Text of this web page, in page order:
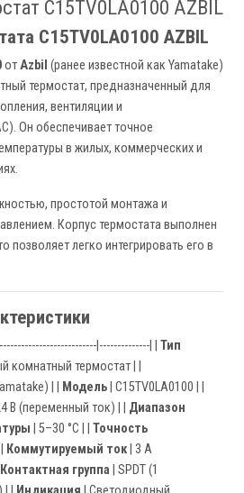
C15TV0LA0100 AZBIL
C15TV0LA0100 AZBIL
отAzbil (ранее известной как Yamatake)
термостат, предназначенный для
вентиляции и
Он обеспечивает точное
в жилых, коммерческих и
простотой монтажа и
Корпус термостата выполнен
позволяет легко интегрировать его в
|--------------| | Тип
комнатный термостат | |
| | Модель | C15TV0LA0100 | |
В (переменный ток) | | Диапазон
| 5–30 °C | | Точность
Коммутируемый ток | 3 А
Контактная группа | SPDT (1